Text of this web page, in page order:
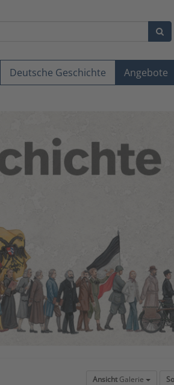
Deutsche Geschichte Angebote
AnsichtGalerie